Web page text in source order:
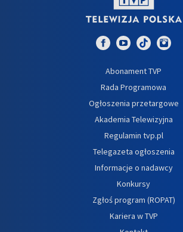
Abonament TVP
Rada Programowa
Ogłoszenia przetargowe
Akademia Telewizyjna
Regulamin tvp.pl
Telegazeta ogłoszenia
Informacje o nadawcy
Konkursy
Zgłoś program (ROPAT)
Kariera w TVP